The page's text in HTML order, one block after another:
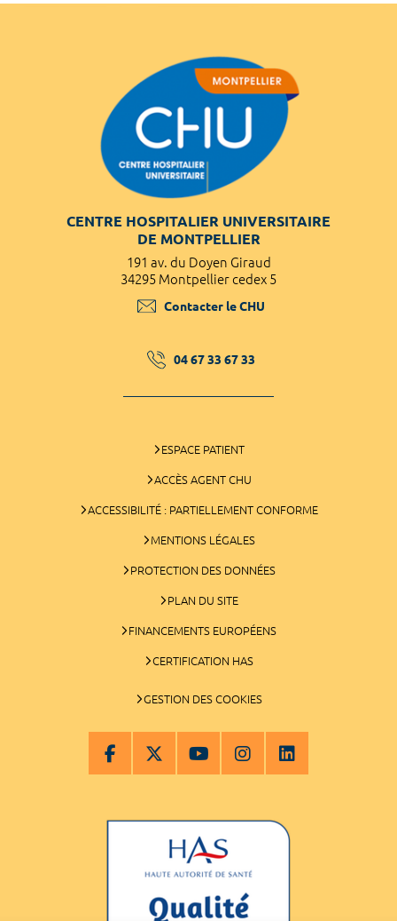
CENTRE HOSPITALIER UNIVERSITAIRE
DE MONTPELLIER
191 av. du Doyen Giraud
34295 Montpellier cedex 5
Contacter le CHU
04 67 33 67 33
ESPACE PATIENT
ACCÈS AGENT CHU
ACCESSIBILITÉ : PARTIELLEMENT CONFORME
MENTIONS LÉGALES
PROTECTION DES DONNÉES
PLAN DU SITE
FINANCEMENTS EUROPÉENS
CERTIFICATION HAS
GESTION DES COOKIES